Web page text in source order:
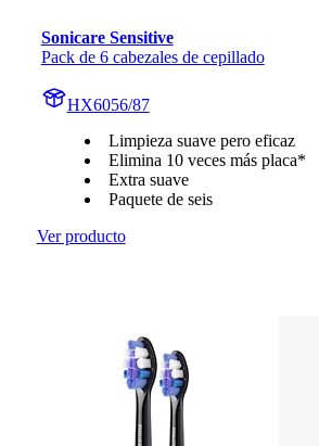
Sonicare Sensitive
Pack de 6 cabezales de cepillado
HX6056/87
Limpieza suave pero eficaz
Elimina 10 veces más placa*
Extra suave
Paquete de seis
Ver producto